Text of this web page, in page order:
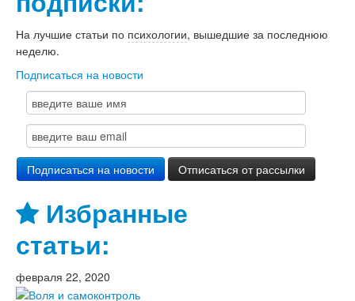
На лучшие статьи по психологии, вышедшие за последнюю
неделю.
Подписаться на новости
Избранные
статьи:
февраля 22, 2020